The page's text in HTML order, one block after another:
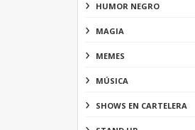
HUMOR NEGRO
MAGIA
MEMES
MÚSICA
SHOWS EN CARTELERA